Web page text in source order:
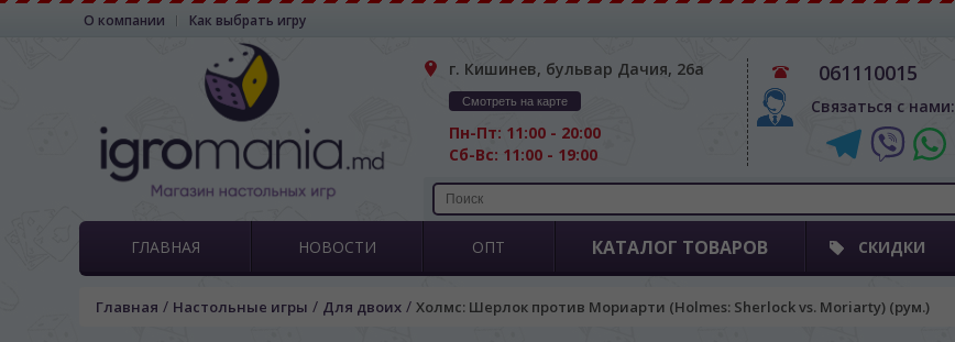
О компании Как выбрать игру
г. Кишинев, бульвар Дачия, 26а
Смотреть на карте
Пн-Пт: 11:00 - 20:00
Сб-Вс: 11:00 - 19:00
061110015
Связаться с нами:
ГЛАВНАЯ НОВОСТИ ОПТ КАТАЛОГ ТОВАРОВ СКИДКИ
Главная / Настольные игры / Для двоих / Холмс: Шерлок против Мориарти (Holmes: Sherlock vs. Moriarty) (рум.)